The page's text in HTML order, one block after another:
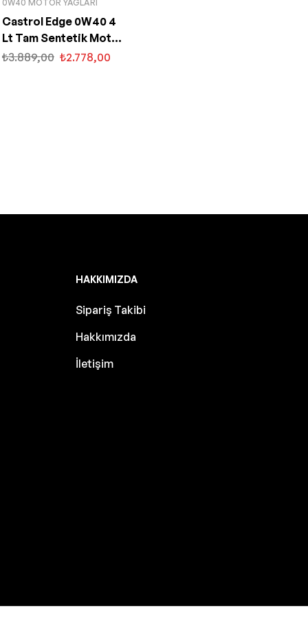
0W40 MOTOR YAĞLARI
Castrol Edge 0W40 4
Lt Tam Sentetik Motor
Yağı
₺3.889,00 ₺2.778,00
HAKKIMIZDA
Sipariş Takibi
Hakkımızda
İletişim